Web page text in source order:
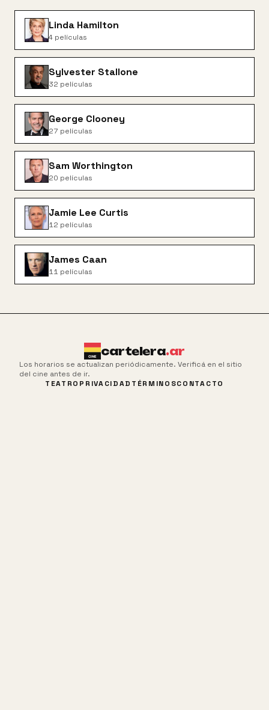
Linda Hamilton
4 películas
Sylvester Stallone
32 películas
George Clooney
27 películas
Sam Worthington
20 películas
Jamie Lee Curtis
12 películas
James Caan
11 películas
cartelera.ar
Los horarios se actualizan periódicamente. Verificá en el sitio
del cine antes de ir.
TEATRO PRIVACIDAD TÉRMINOSCONTACTO